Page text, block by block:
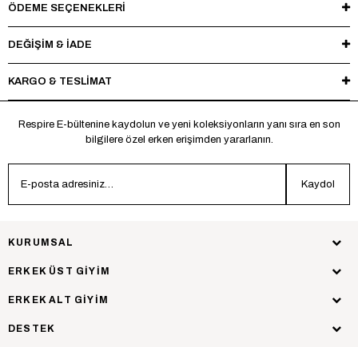
ÖDEME SEÇENEKLERI
DEĞİŞİM & İADE
KARGO & TESLİMAT
Respire E-bültenine kaydolun ve yeni koleksiyonların yanı sıra en son
bilgilere özel erken erişimden yararlanın.
Kaydol
KURUMSAL
ERKEK ÜST GİYİM
ERKEK ALT GİYİM
DESTEK